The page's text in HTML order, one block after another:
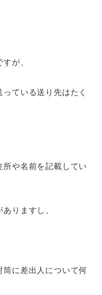
が、
ている送り先はたく
や名前を記載してい
りますし、
筒に差出人について何